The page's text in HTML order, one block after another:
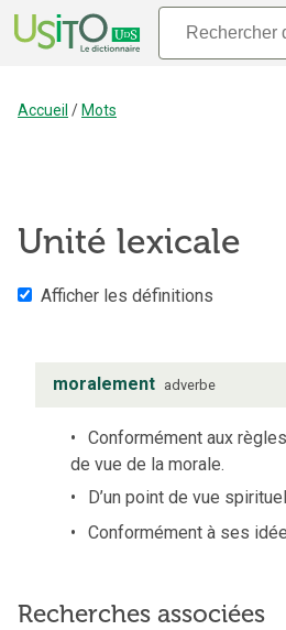
Accueil / Mots
Unité lexicale
Afficher les définitions
moralement adverbe
Conformément aux
de vue de la morale.
D’un point de vue
Conformément à ses
Recherches associées